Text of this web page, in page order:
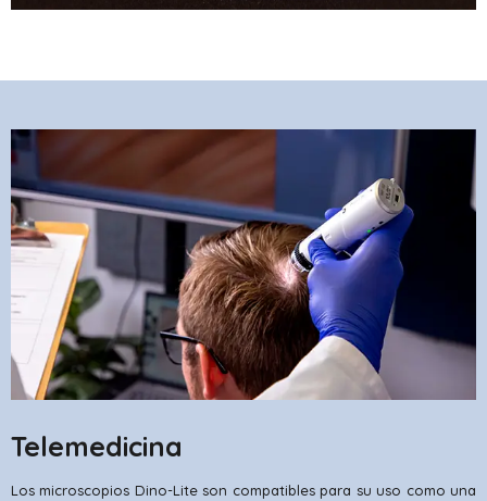
Telemedicina
Los microscopios Dino-Lite son compatibles para su uso como una